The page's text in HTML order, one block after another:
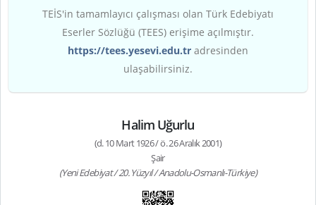
TEİS'in tamamlayıcı çalışması olan Türk Edebiyatı
Eserler Sözlüğü (TEES) erişime açılmıştır.
https://tees.yesevi.edu.tr adresinden
ulaşabilirsiniz.
Halim Uğurlu
(d. 10 Mart 1926 / ö. 26 Aralık 2001)
Şair
(Yeni Edebiyat / 20. Yüzyıl / Anadolu-Osmanlı-Türkiye)